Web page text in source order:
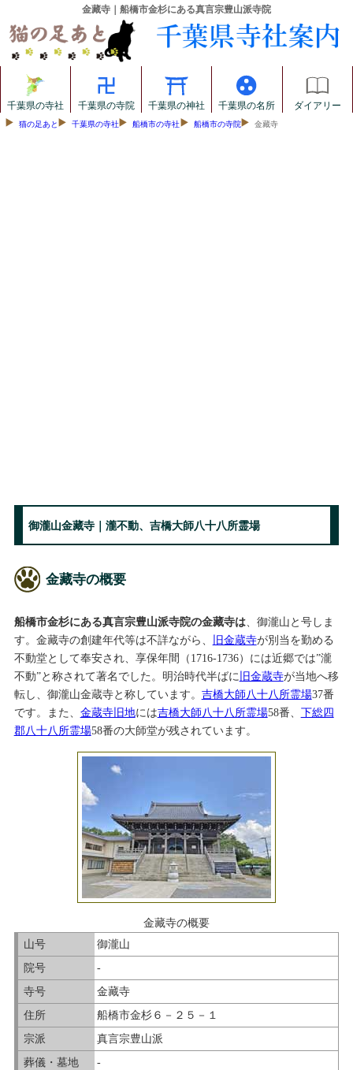
金藏寺｜船橋市金杉にある真言宗豊山派寺院
千葉県の寺社 千葉県の寺院 千葉県の神社 千葉県の名所 ダイアリー
猫の足あと 千葉県の寺社 船橋市の寺社 船橋市の寺院 金藏寺
御瀧山金藏寺｜瀧不動、吉橋大師八十八所霊場
金藏寺の概要
船橋市金杉にある真言宗豊山派寺院の金藏寺は、御瀧山と号しま
す。金藏寺の創建年代等は不詳ながら、
旧金蔵寺が別当を勤める
不動堂として奉安され、享保年間（1716-1736）には近郷では”瀧
不動”と称されて著名でした。明治時代半ばに 旧金蔵寺が当地へ移
転し、御瀧山金蔵寺と称しています。 吉橋大師八十八所霊場37番
です。また、 金蔵寺旧地には吉橋大師八十八所霊場58番、 下総四
郡八十八所霊場58番の大師堂が残されています。
金藏寺の概要
山号
御瀧山
院号
-
寺号
金藏寺
住所
船橋市金杉６－２５－１
宗派
真言宗豊山派
葬儀・墓地
-